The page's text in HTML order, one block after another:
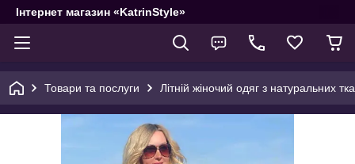
Інтернет магазин «KatrinStyle»
Товари та послуги Літній жіночий одяг з натуральних